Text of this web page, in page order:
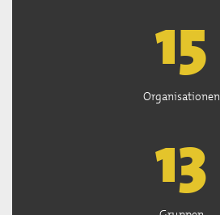
15
Organisationen
13